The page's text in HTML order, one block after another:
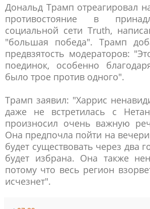
Дональд Трамп отреагировал
противостояние в
социальной сети Truth,
"большая победа". Трамп
предвзятость модераторов:
поединок, особенно
было трое против одного".
Трамп заявил: "Харрис
даже не встретилась с
произносил очень важную
Она предпочла пойти на
будет существовать через два
будет избрана. Она также
потому что весь регион
исчезнет".